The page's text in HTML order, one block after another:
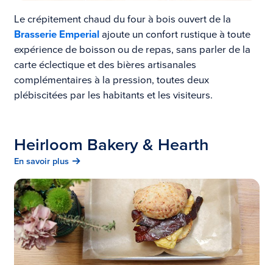
Le crépitement chaud du four à bois ouvert de la
Brasserie Emperialajoute un confort rustique à toute
expérience de boisson ou de repas, sans parler de la
carte éclectique et des bières artisanales
complémentaires à la pression, toutes deux
plébiscitées par les habitants et les visiteurs.
Heirloom Bakery & Hearth
En savoir plus